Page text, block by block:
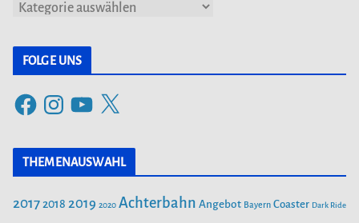
g
e
FOLGE UNS
F
c
o
s
t
g
Y
u
T
b
X
THEMENAUSWAHL
20172018 2019 2020 Achterbahn Angebot Bayern Coaster Dark Ride